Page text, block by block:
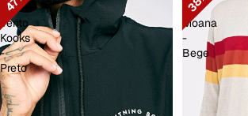
Corta
Vento
Kooks
-
Preto
Ala
Moana
-
Bege